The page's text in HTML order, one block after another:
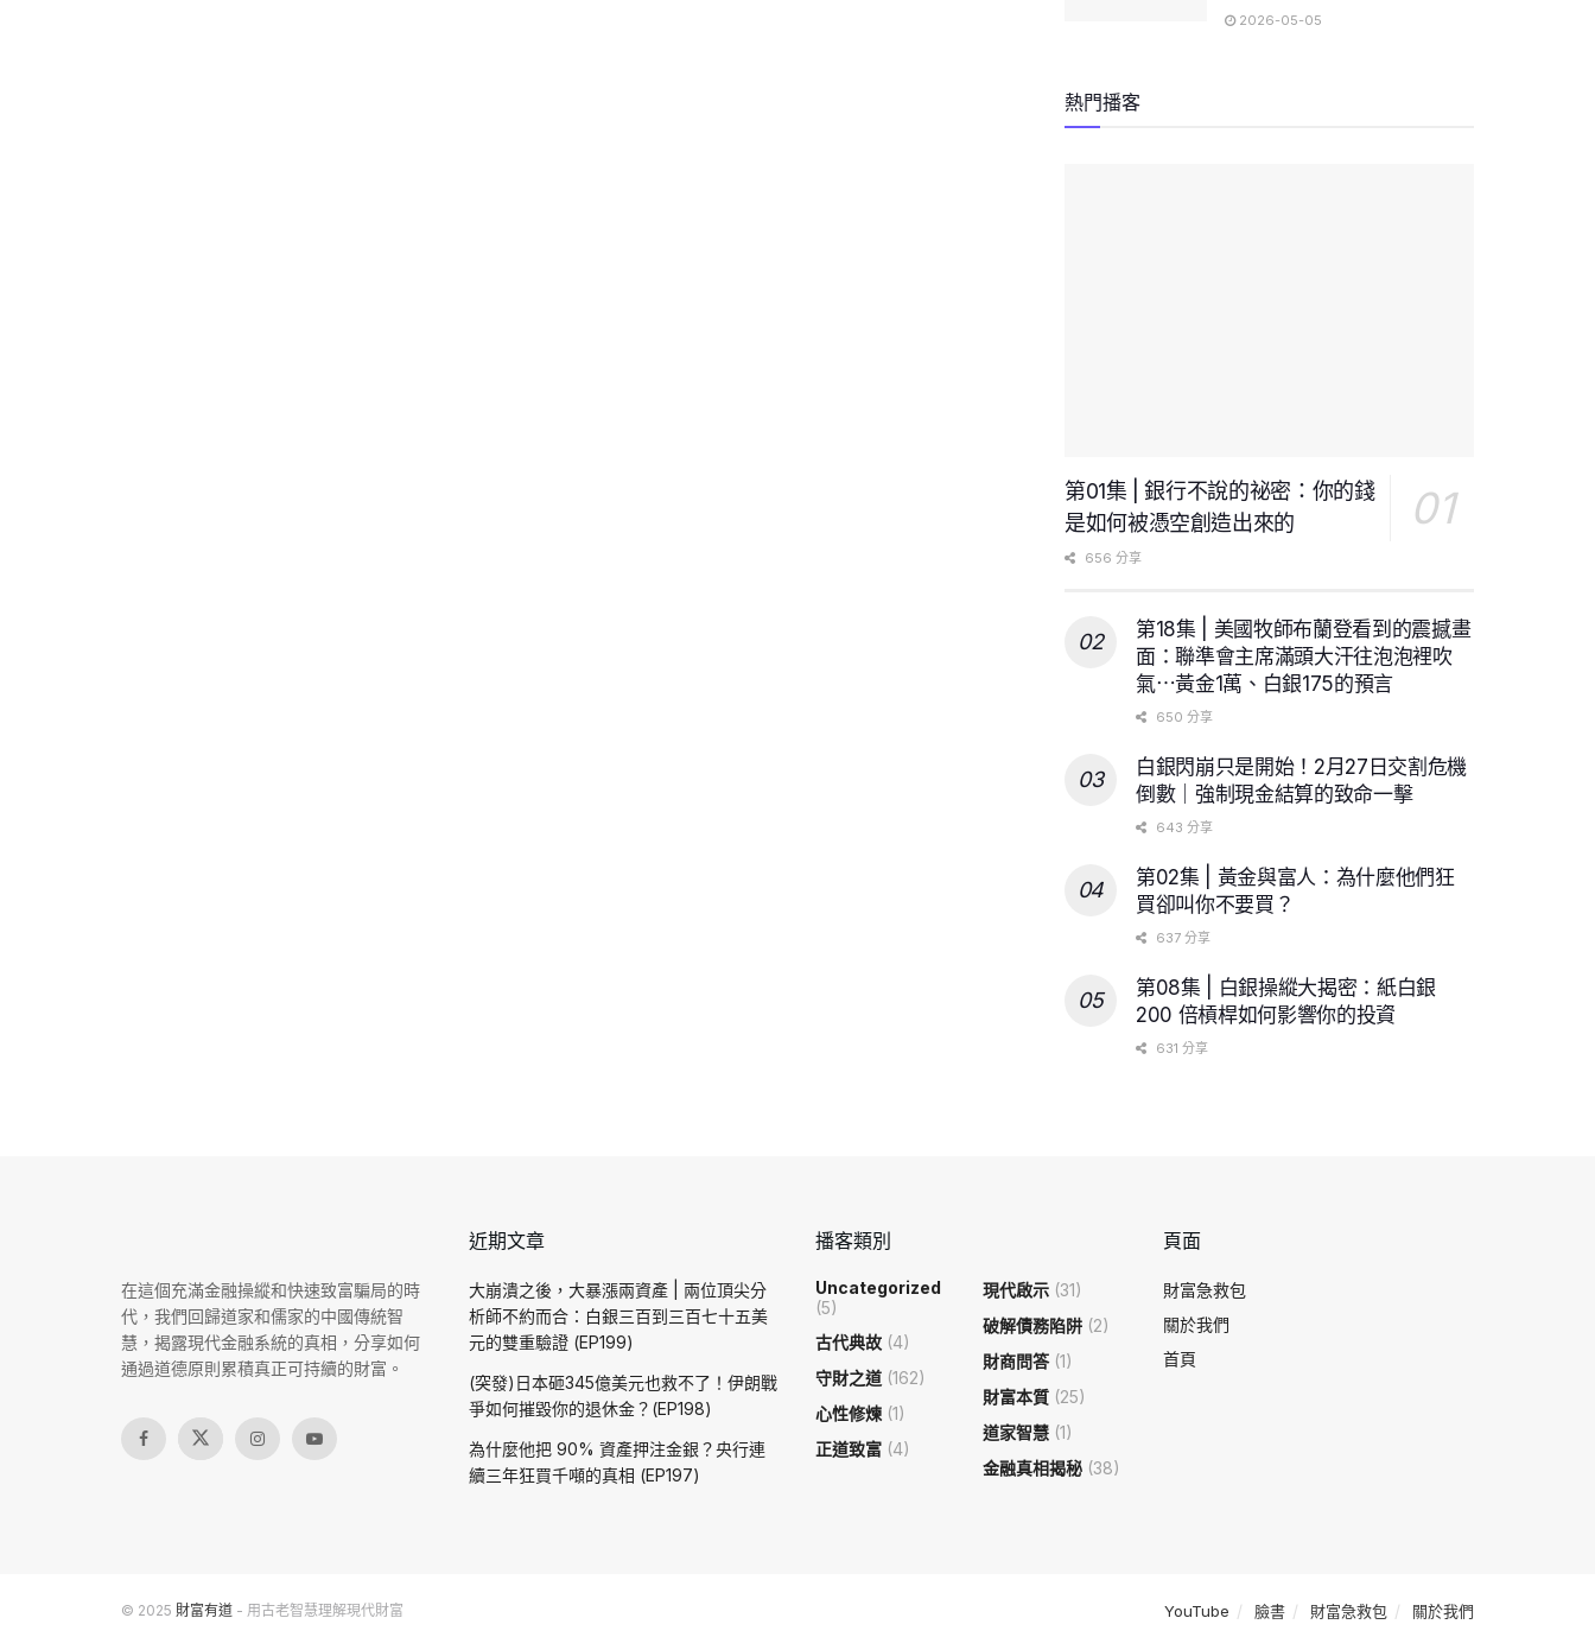
2026-05-05
熱門播客
第01集 | 銀行不說的祕密：你的錢
是如何被憑空創造出來的
656 分享
第18集 | 美國牧師布蘭登看到的震撼畫
面：聯準會主席滿頭大汗往泡泡裡吹
氣⋯黃金1萬、白銀175的預言
650 分享
白銀閃崩只是開始！2月27日交割危機
倒數｜強制現金結算的致命一擊
643 分享
第02集 | 黃金與富人：為什麼他們狂
買卻叫你不要買？
637 分享
第08集 | 白銀操縱大揭密：紙白銀
200 倍槓桿如何影響你的投資
631 分享
在這個充滿金融操縱和快速致富騙局的時
代，我們回歸道家和儒家的中國傳統智
慧，揭露現代金融系統的真相，分享如何
通過道德原則累積真正可持續的財富。
近期文章
大崩潰之後，大暴漲兩資產 | 兩位頂尖分
析師不約而合：白銀三百到三百七十五美
元的雙重驗證 (EP199)
(突發)日本砸345億美元也救不了！伊朗戰
爭如何摧毀你的退休金？(EP198)
為什麼他把 90% 資產押注金銀？央行連
續三年狂買千噸的真相 (EP197)
播客類別
Uncategorized
(5)
古代典故 (4)
守財之道 (162)
心性修煉 (1)
正道致富 (4)
現代啟示 (31)
破解債務陷阱 (2)
財商問答(1)
財富本質 (25)
道家智慧 (1)
金融真相揭秘 (38)
頁面
財富急救包
關於我們
首頁
YouTube 臉書 財富急救包 關於我們
© 2025 財富有道 - 用古老智慧理解現代財富